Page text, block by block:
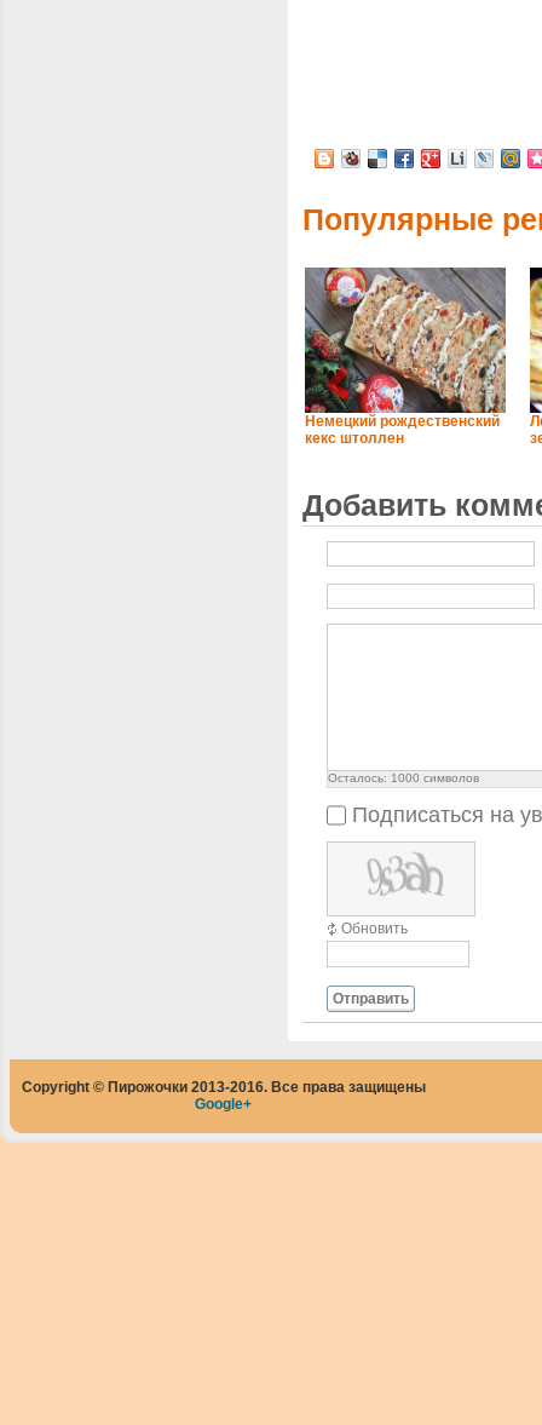
Популярные
Немецкий рождественский
кекс штоллен
Добавить
Осталось: 1000 символов
Подписаться на
Обновить
Отправить
Copyright © Пирожочки 2013-2016. Все права защищены
Google+